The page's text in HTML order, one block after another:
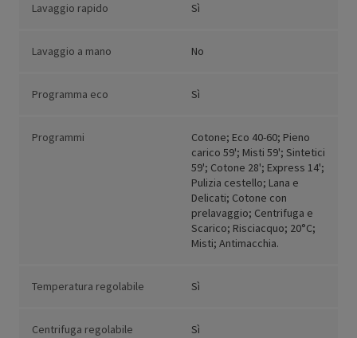
Lavaggio rapido Sì
Lavaggio a mano No
Programma eco Sì
Programmi
Cotone; Eco 40-60; Pieno
carico 59'; Misti 59'; Sintetici
59'; Cotone 28'; Express 14';
Pulizia cestello; Lana e
Delicati; Cotone con
prelavaggio; Centrifuga e
Scarico; Risciacquo; 20°C;
Misti; Antimacchia.
Temperatura regolabile Sì
Centrifuga regolabile Sì